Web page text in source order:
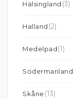
Hälsingland (3)
Halland (2)
Medelpad(1)
Södermanland
Skåne (13)